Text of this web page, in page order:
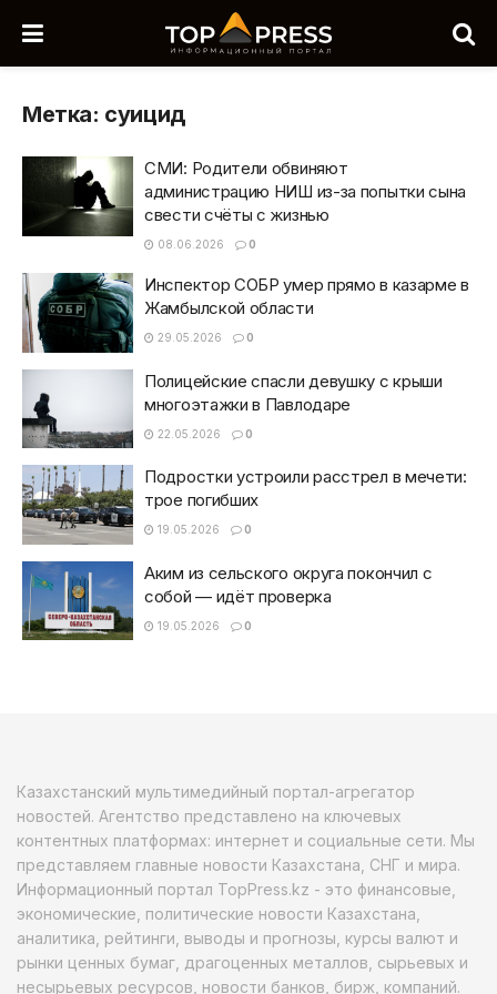
Метка: суицид
СМИ: Родители обвиняют
администрацию НИШ из-за попытки сына
свести счёты с жизнью
08.06.2026 0
Инспектор СОБР умер прямо в казарме в
Жамбылской области
29.05.2026 0
Полицейские спасли девушку с крыши
многоэтажки в Павлодаре
22.05.2026 0
Подростки устроили расстрел в мечети:
трое погибших
19.05.2026 0
Аким из сельского округа покончил с
собой — идёт проверка
19.05.2026 0
Казахстанский мультимедийный портал-агрегатор
новостей. Агентство представлено на ключевых
контентных платформах: интернет и социальные сети. Мы
представляем главные новости Казахстана, СНГ и мира.
Информационный портал TopPress.kz - это финансовые,
экономические, политические новости Казахстана,
аналитика, рейтинги, выводы и прогнозы, курсы валют и
рынки ценных бумаг, драгоценных металлов, сырьевых и
несырьевых ресурсов, новости банков, бирж, компаний.